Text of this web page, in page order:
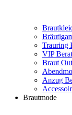
Trauring
VIP
Braut
Anzug
Brautmode